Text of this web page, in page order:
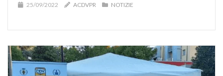
25/09/2022 ACDVPR NOTIZIE